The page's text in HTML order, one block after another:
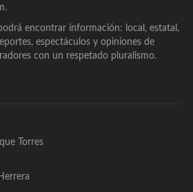
encontrar información: local, estatal,
espectáculos y opiniones de
con un respetado pluralismo.
Torres